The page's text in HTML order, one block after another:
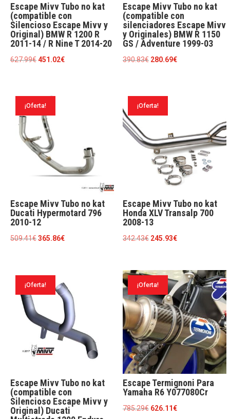
Escape Mivv Tubo no kat
(compatible con
Silencioso Escape Mivv y
Original) BMW R 1200 R
2011-14 / R Nine T 2014-20
627.99€El
era:
451.02€El
Escape Mivv Tubo no kat
(compatible con
silenciadores Escape Mivv
y Originales) BMW R 1150
GS / Adventure 1999-03
390.83€ El
era:
280.69€El
¡Oferta!
Escape Mivv Tubo no kat
Ducati Hypermotard 796
2010-12
509.41€El
era:
509.41€.
365.86€El
365.86€.
¡Oferta!
Escape Mivv Tubo no kat
Honda XLV Transalp 700
2008-13
342.43€ El
era:
342.43€.
245.93€El
es:
245.93€.
¡Oferta!
Escape Mivv Tubo no kat
(compatible con
Silencioso Escape Mivv y
Original) Ducati
¡Oferta!
Escape Termignoni Para
Yamaha R6 Y077080Cr
785.29€ El
626.11€El